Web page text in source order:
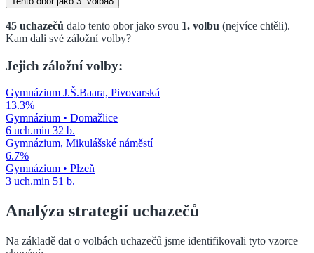
45 uchazečů dalo tento obor jako svou 1. volbu (nejvíce chtěli).
Kam dali své záložní volby?
Jejich záložní volby:
Gymnázium J.Š.Baara, Pivovarská
13.3%
Gymnázium • Domažlice
6 uch.min 32 b.
Gymnázium, Mikulášské náměstí
6.7%
Gymnázium • Plzeň
3 uch.min 51 b.
Analýza strategií uchazečů
Na základě dat o volbách uchazečů jsme identifikovali tyto vzorce